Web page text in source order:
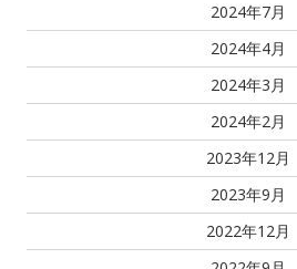
2024年7月
2024年4月
2024年3月
2024年2月
2023年12月
2023年9月
2022年12月